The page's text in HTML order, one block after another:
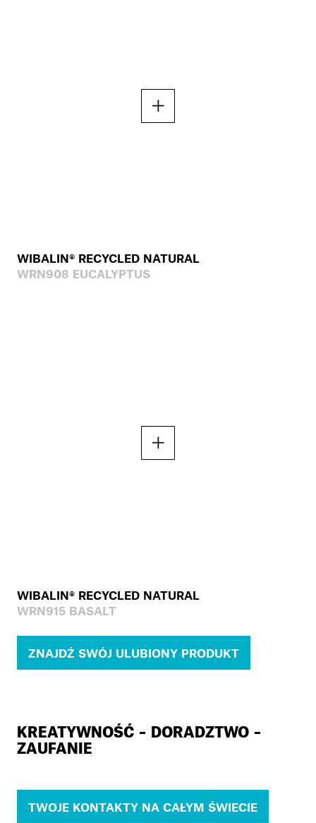
WIBALIN® RECYCLED NATURAL
WRN908 EUCALYPTUS
WIBALIN® RECYCLED NATURAL
WRN915 BASALT
ZNAJDŹ SWÓJ ULUBIONY PRODUKT
KREATYWNOŚĆ – DORADZTWO –
ZAUFANIE
TWOJE KONTAKTY NA CAŁYM ŚWIECIE